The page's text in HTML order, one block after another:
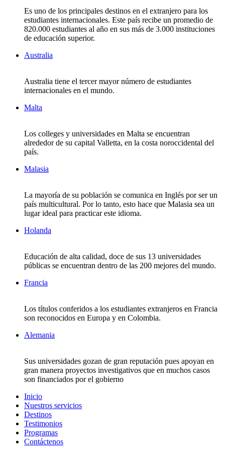
Es uno de los principales destinos en el extranjero para los
estudiantes internacionales. Este país recibe un promedio de
820.000 estudiantes al año en sus más de 3.000 instituciones
de educación superior.
Australia
Australia tiene el tercer mayor número de estudiantes
internacionales en el mundo.
Malta
Los colleges y universidades en Malta se encuentran
alrededor de su capital Valletta, en la costa noroccidental del
país.
Malasia
La mayoría de su población se comunica en Inglés por ser un
país multicultural. Por lo tanto, esto hace que Malasia sea un
lugar ideal para practicar este idioma.
Holanda
Educación de alta calidad, doce de sus 13 universidades
públicas se encuentran dentro de las 200 mejores del mundo.
Francia
Los títulos conferidos a los estudiantes extranjeros en Francia
son reconocidos en Europa y en Colombia.
Alemania
Sus universidades gozan de gran reputación pues apoyan en
gran manera proyectos investigativos que en muchos casos
son financiados por el gobierno
Inicio
Nuestros servicios
Destinos
Testimonios
Programas
Contáctenos